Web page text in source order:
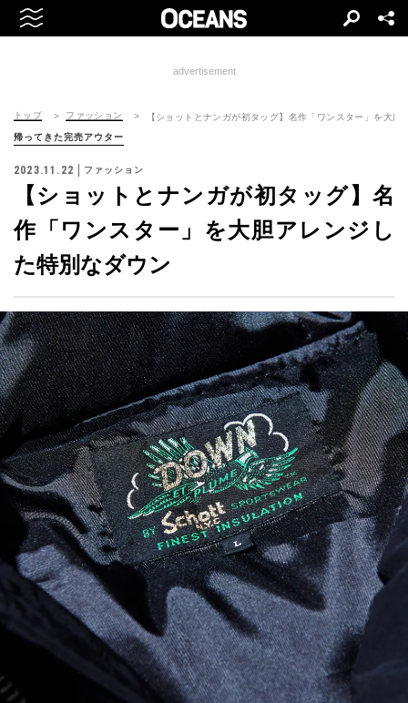
advertisement
トップ ファッション 【ショットとナンガが初タッグ】名作「ワンスター」を大胆
帰ってきた完売アウター
2023.11.22 ファッション
【ショットとナンガが初タッグ】名
作「ワンスター」を大胆アレンジし
た特別なダウン